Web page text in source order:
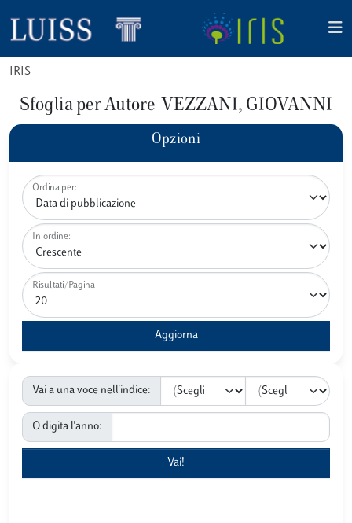
IRIS
Sfoglia per Autore VEZZANI, GIOVANNI
Opzioni
Ordina per:
In ordine:
Risultati/Pagina
Vai a una voce nell'indice:
O digita l'anno: